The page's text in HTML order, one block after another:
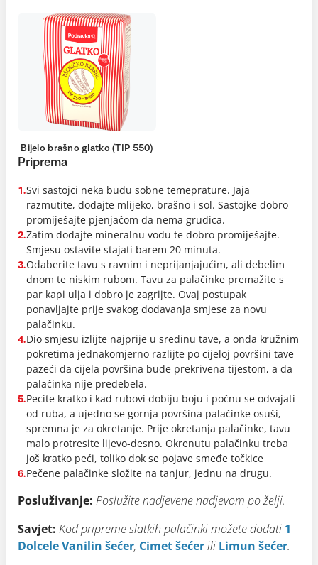
Bijelo brašno glatko (TIP 550)
Priprema
1.Svi sastojci neka budu sobne temeprature. Jaja
razmutite, dodajte mlijeko, brašno i sol. Sastojke dobro
promiješajte pjenjačom da nema grudica.
2.Zatim dodajte mineralnu vodu te dobro promiješajte.
Smjesu ostavite stajati barem 20 minuta.
3.Odaberite tavu s ravnim i neprijanjajućim, ali debelim
dnom te niskim rubom. Tavu za palačinke premažite s
par kapi ulja i dobro je zagrijte. Ovaj postupak
ponavljajte prije svakog dodavanja smjese za novu
palačinku.
4.Dio smjesu izlijte najprije u sredinu tave, a onda kružnim
pokretima jednakomjerno razlijte po cijeloj površini tave
pazeći da cijela površina bude prekrivena tijestom, a da
palačinka nije predebela.
5.Pecite kratko i kad rubovi dobiju boju i počnu se odvajati
od ruba, a ujedno se gornja površina palačinke osuši,
spremna je za okretanje. Prije okretanja palačinke, tavu
malo protresite lijevo-desno. Okrenutu palačinku treba
još kratko peći, toliko dok se pojave smeđe točkice
6.Pečene palačinke složite na tanjur, jednu na drugu.
Posluživanje: Poslužite nadjevene nadjevom po želji.
Savjet: Kod pripreme slatkih palačinki možete dodati 1
Dolcele Vanilin šećer, Cimet šećerili Limun šećer.